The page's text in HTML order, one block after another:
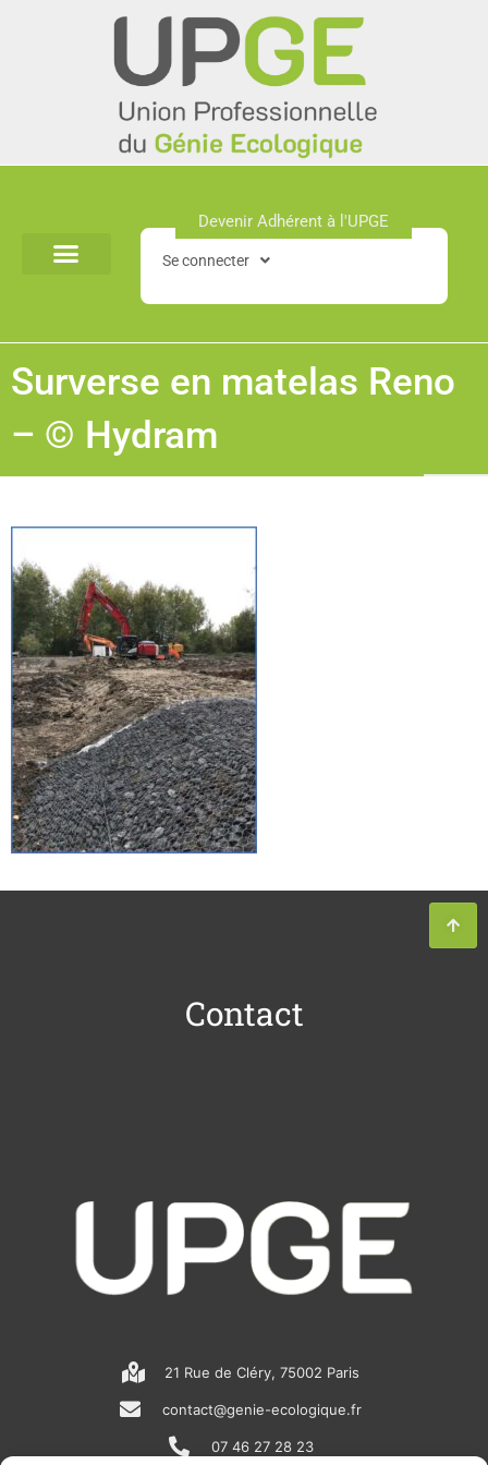
Devenir Adhérent à l'UPGE​
Se connecter
Surverse en matelas Reno
– © Hydram
Contact
21 Rue de Cléry, 75002 Paris
contact@genie-ecologique.fr
07 46 27 28 23